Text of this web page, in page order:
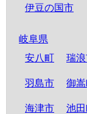
伊豆の国市
岐阜県
安八町
瑞
羽島市 御
海津市 池